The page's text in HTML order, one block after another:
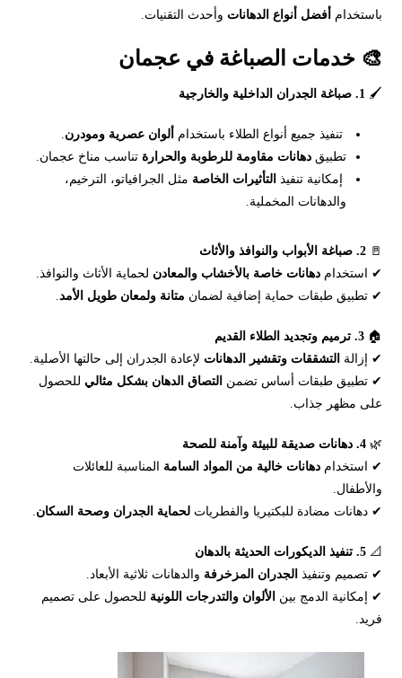
باستخدام أفضل أنواع الدهانات وأحدث التقنيات.
🎨 خدمات الصباغة في عجمان
🖌1. صباغة الجدران الداخلية والخارجية
تنفيذ جميع أنواع الطلاء باستخدام ألوان عصرية ومودرن.
تطبيقدهانات مقاومة للرطوبة والحرارة تناسب مناخ عجمان.
إمكانية تنفيذ التأثيرات الخاصة مثل الجرافياتو، الترخيم،
والدهانات المخملية.
🚪2. صباغة الأبواب والنوافذ والأثاث
✔ استخدامدهانات خاصة بالأخشاب والمعادن لحماية الأثاث والنوافذ.
✔ تطبيق طبقات حماية إضافية لضمان متانة ولمعان طويل الأمد.
🏠3. ترميم وتجديد الطلاء القديم
✔ إزالة التشققات وتقشير الدهانات لإعادة الجدران إلى حالتها الأصلية.
✔ تطبيق طبقات أساس تضمن التصاق الدهان بشكل مثالي للحصول
على مظهر جذاب.
🌿4. دهانات صديقة للبيئة وآمنة للصحة
✔ استخدامدهانات خالية من المواد السامة المناسبة للعائلات
والأطفال.
✔ دهانات مضادة للبكتيريا والفطرياتلحماية الجدران وصحة السكان.
📐5. تنفيذ الديكورات الحديثة بالدهان
✔ تصميم وتنفيذ الجدران المزخرفة والدهانات ثلاثية الأبعاد.
✔ إمكانية الدمج بين الألوان والتدرجات اللونية للحصول على تصميم
فريد.